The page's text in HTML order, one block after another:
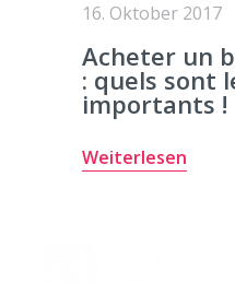
16. Oktober 2017
Acheter un
: quels sont
importants !
Weiterlesen